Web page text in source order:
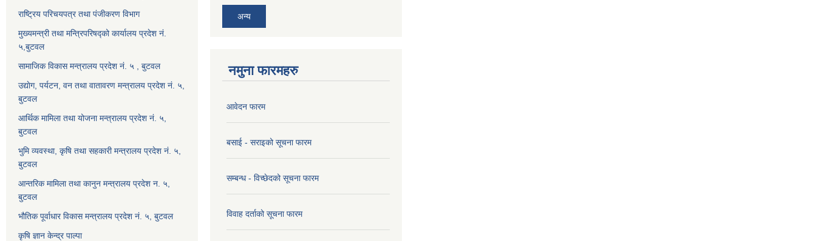
राष्ट्रिय परिचयपत्र तथा पंजीकरण विभाग
मुख्यमन्त्री तथा मन्त्रिपरिषद्को कार्यालय प्रदेश नं.
५,बुटवल
सामाजिक विकास मन्त्रालय प्रदेश नं. ५ , बुटवल
उद्याेग, पर्यटन, वन तथा वातावरण मन्त्रालय प्रदेश नं. ५,
बुटवल
आर्थिक मामिला तथा योजना मन्त्रालय प्रदेश नं. ५,
बुटवल
भुमि व्यवस्था, कृषि तथा सहकारी मन्त्रालय प्रदेश नं. ५,
बुटवल
आन्तरिक मामिला तथा कानुन मन्त्रालय प्रदेश न. ५,
बुटवल
भौतिक पूर्वाधार विकास मन्त्रालय प्रदेश नं. ५, बुटवल
कृषि ज्ञान केन्द्र पाल्पा
अन्य
नमुना फारमहरु
आवेदन फारम
बसाई - सराइको सूचना फारम
सम्बन्ध - विच्छेदको सूचना फारम
विवाह दर्ताको सूचना फारम